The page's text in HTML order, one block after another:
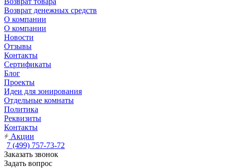
Возврат денежных средств
О компании
О компании
Новости
Отзывы
Контакты
Сертификаты
Блог
Проекты
Идеи для зонирования
Отдельные комнаты
Политика
Реквизиты
Контакты
Акции
7 (499) 757-73-72
Заказать звонок
Задать вопрос